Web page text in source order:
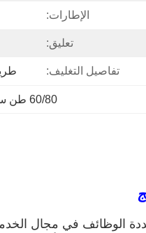
الإطارات:
تعليق:
تفاصيل التغليف:
60/80 طن سد نصف مقطورة
الوظائف في مجال